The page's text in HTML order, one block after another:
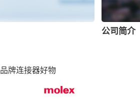
公司简介
品牌连接器好物